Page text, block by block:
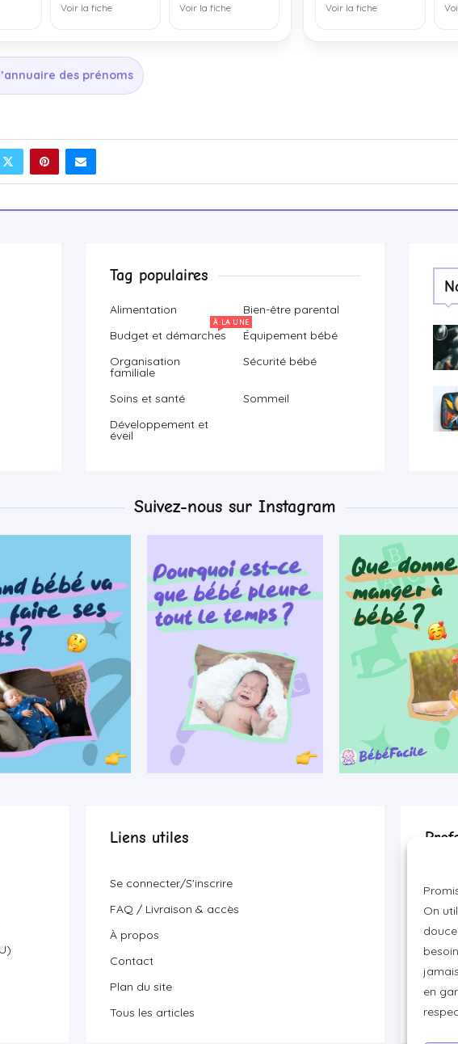
On
en
Voir la fiche Voir la fiche Voir la fiche
des prénoms
Tag populaires
Alimentation
Bien-être parental
Budget et démarches
À LA UNE
Équipement bébé
Organisation
familiale
Sécurité bébé
Soins et santé
Sommeil
Développement et
éveil
Suivez-nous sur Instagram
Liens utiles
Se connecter/S'inscrire
FAQ / Livraison & accès
À propos
Contact
Plan du site
Tous les articles